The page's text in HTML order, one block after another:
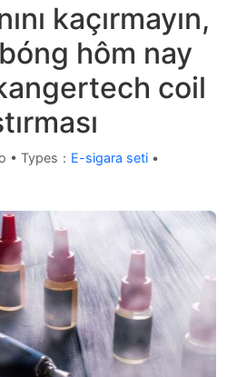
kaçırmayın,
hôm nay
coil
• Types： E-sigara seti •